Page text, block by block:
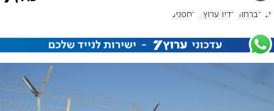
נגב הברחות רדיו ערוץ 7 רחפנים